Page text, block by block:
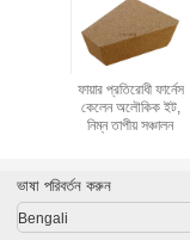
ফায়ার প্রতিরোধী ফার্নেস
কেলেন অলৌকিক ইট,
নিম্ন তাপীয় সঞ্চালন
ভাষা পরিবর্তন করুন
Bengali